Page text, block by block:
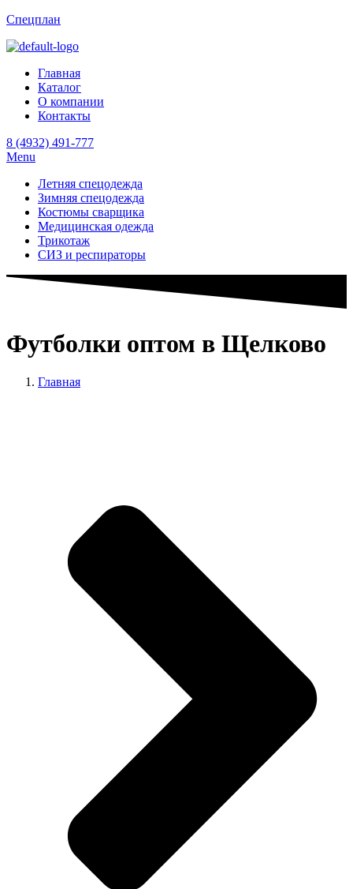
Спецплан
Главная
Каталог
О компании
Контакты
8 (4932) 491-777
Menu
Летняя спецодежда
Зимняя спецодежда
Костюмы сварщика
Медицинская одежда
Трикотаж
СИЗ и респираторы
Футболки оптом в Щелково
Главная